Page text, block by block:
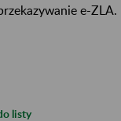
e-ZLA.
listy